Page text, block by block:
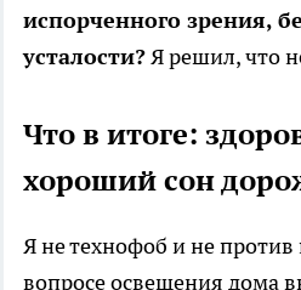
испорченного зрения,
усталости?Я решил, что
Что в итоге:
хороший сон
Я не технофоб и не против
вопросе освещения дома